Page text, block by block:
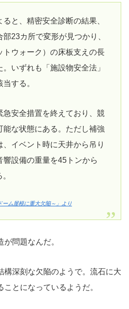
と、精密安全診断の結果、
23カ所で変形が見つかり、
トウォーク）の床板支えの長
いずれも「施設物安全法」
する。
急安全措置を終えており、競
能な状態にある。ただし補強
、イベント時に天井から吊り
響設備の重量を45トンから
ム屋根に重大欠陥～」より
問題なんだ。
構深刻な欠陥のようで。流石に大
とになっているようだ。